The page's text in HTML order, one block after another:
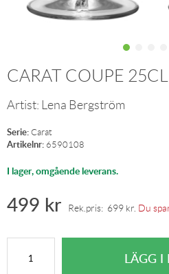
CARAT COUPE
Artist: Lena Bergström
Serie: Carat
Artikelnr: 6590108
I lager, omgående leverans.
499 kr Rek.pris: 699 kr Du